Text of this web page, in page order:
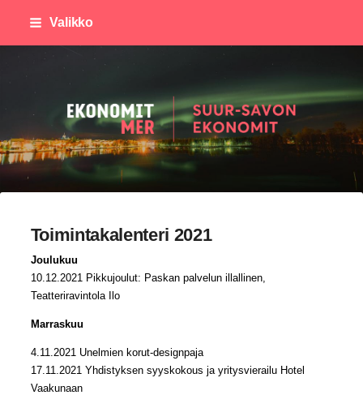
Siirry
Valikko
Suursavon Ekonomit
Toimintakalenteri 2021
Joulukuu
10.12.2021 Pikkujoulut: Paskan palvelun illallinen,
Teatteriravintola Ilo
Marraskuu
4.11.2021 Unelmien korut-designpaja
17.11.2021 Yhdistyksen syyskokous ja yritysvierailu Hotel
Vaakunaan